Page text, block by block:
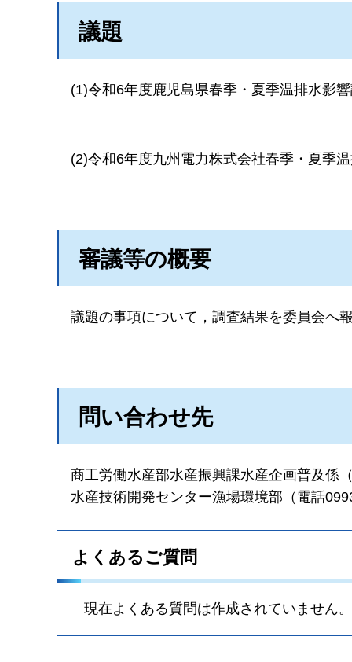
議題
(1)令和6年度鹿児島県春季・夏季温排水影
(2)令和6年度九州電力株式会社春季・夏季
審議等の概要
議題の事項について，調査結果を委員会へ
問い合わせ先
商工労働水産部水産振興課水産企画普及係
水産技術開発センター漁場環境部（電話
よくあるご質問
現在よくある質問は作成されていません。